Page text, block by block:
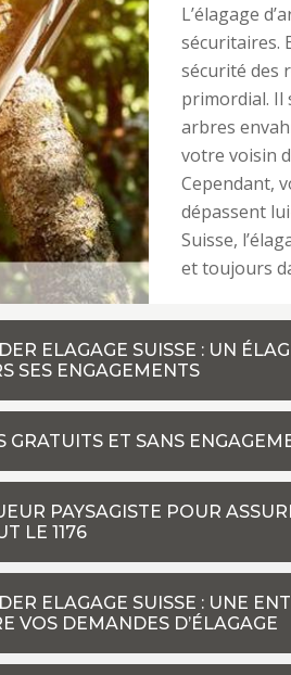
L’élagage
sécuritaires.
sécurité des
primordial. Il
arbres
votre voisin
Cependant,
dépassent
Suisse,
et toujours
ELAGAGE SUISSE : UN
SES ENGAGEMENTS
GRATUITS ET SANS
PAYSAGISTE POUR
LE 1176
ELAGAGE SUISSE : UNE
VOS DEMANDES D’ÉLAGAGE